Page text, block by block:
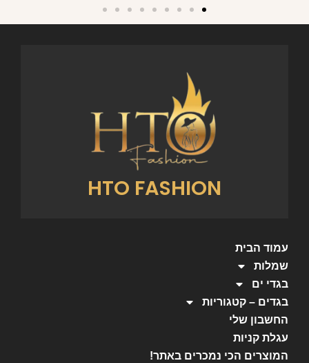
HTO FASHION
עמוד הבית
שמלות
בגדי ים
בגדים – קטגוריות
החשבון שלי
עגלת קניות
המוצרים הכי נמכרים באתר!